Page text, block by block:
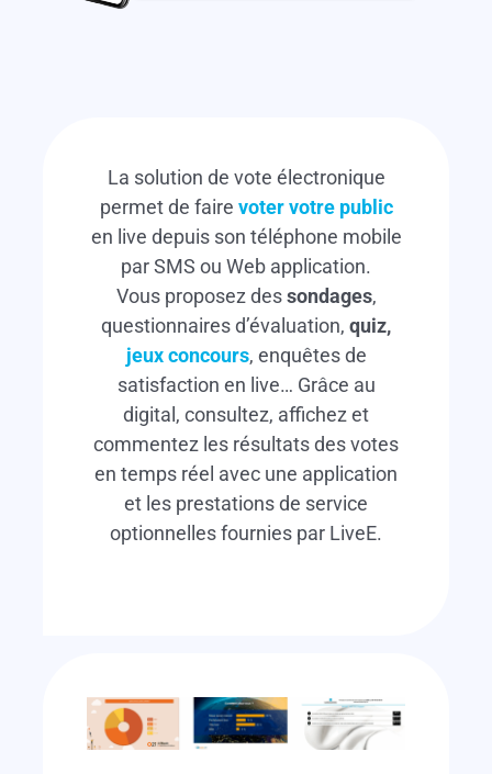
La solution de vote électronique
permet de faire voter votre public
en live depuis son téléphone mobile
par SMS ou Web application.
Vous proposez dessondages,
questionnaires d’évaluation, quiz,
jeux concours, enquêtes de
satisfaction en live… Grâce au
digital, consultez, affichez et
commentez les résultats des votes
en temps réel avec une application
et les prestations de service
optionnelles fournies par LiveE.